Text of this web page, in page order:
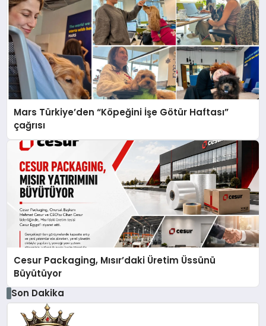
Mars Türkiye’den “Köpeğini İşe Götür Haftası”
çağrısı
Cesur Packaging, Mısır’daki Üretim Üssünü
Büyütüyor
Son Dakika